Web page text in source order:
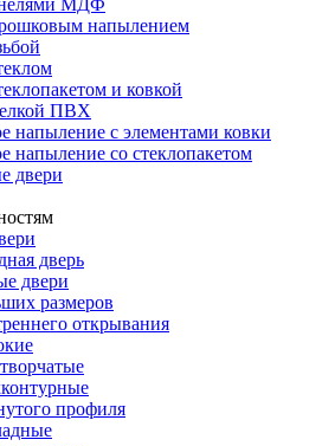
МДФ
напылением
и ковкой
ПВХ
напыление с элементами ковки
напыление со стеклопакетом
двери
дверь
двери
размеров
открывания
профиля